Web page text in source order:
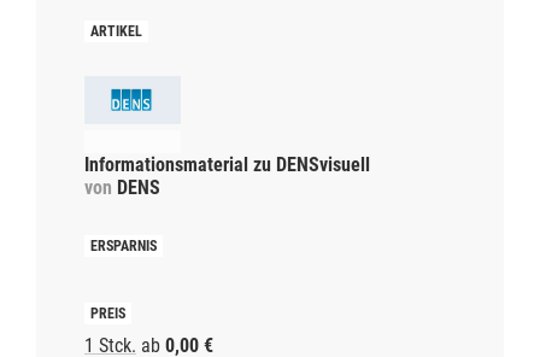
Informationsmaterial zu DENSvisuell
von DENS
1 Stck. ab 0,00 €